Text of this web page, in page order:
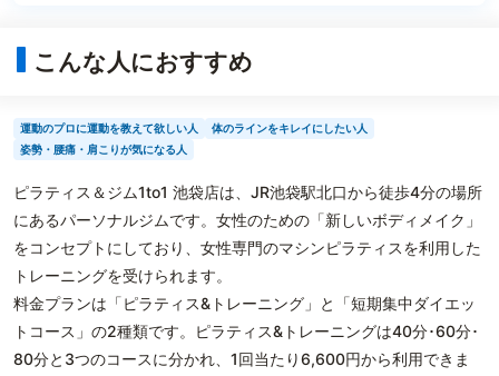
こんな人におすすめ
運動のプロに運動を教えて欲しい人
体のラインをキレイにしたい人
姿勢・腰痛・肩こりが気になる人
ピラティス＆ジム1to1 池袋店は、JR池袋駅北口から徒歩4分の場所
にあるパーソナルジムです。女性のための「新しいボディメイク」
をコンセプトにしており、女性専門のマシンピラティスを利用した
トレーニングを受けられます。
料金プランは「ピラティス&トレーニング」と「短期集中ダイエッ
トコース」の2種類です。ピラティス&トレーニングは40分･60分･
80分と3つのコースに分かれ、1回当たり6,600円から利用できま